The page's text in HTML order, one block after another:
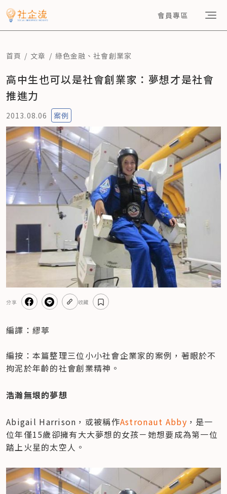
會員專區
首頁 文章 綠色金融 、社會創業家
高中生也可以是社會創業家：夢想才是社會
推進力
2013.08.06 案例
分享 收藏
編譯：繆葶
編按：本篇整理三位小小社會企業家的案例，著眼於不
拘泥於年齡的社會創業精神。
浩瀚無垠的夢想
Abigail Harrison，或被稱作Astronaut Abby ，是一
位年僅15歲卻擁有大大夢想的女孩－她想要成為第一位
踏上火星的太空人。